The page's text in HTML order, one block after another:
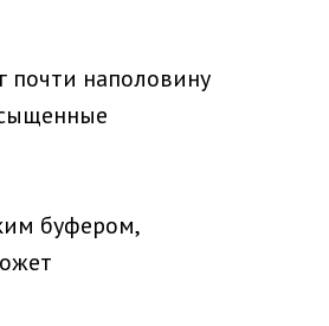
почти наполовину
буфером,